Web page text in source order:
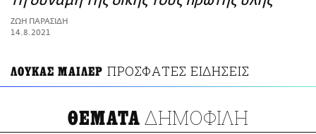
ΑΜΠΑ
PRINT
ΖΩΗ ΠΑΡΑΣΙΔΗ
14.8.2021
ΛΟΥΚΑΣ ΜΑΙΛΕΡ ΠΡΟΣΦΑΤΕΣ ΕΙΔΗΣΕΙΣ
ΘΕΜΑΤΑ ΔΗΜΟΦΙΛΗ